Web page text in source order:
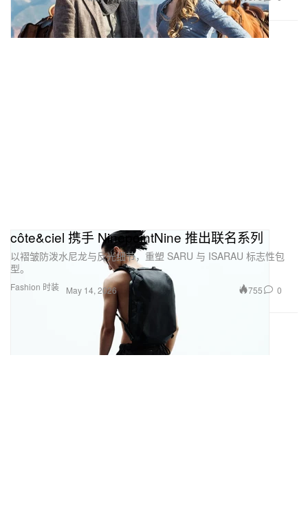
Fashion 时装
côte&ciel 携手 NinepointNine 推出联名系列
以褶皱防泼水尼龙与反光细节，重塑 SARU 与 ISARAU 标志性包
型。
May 14, 2026 755 0